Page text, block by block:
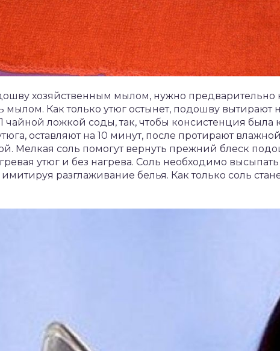
хозяйственным мылом, нужно предварительно
мылом. Как только утюг остынет, подошву вытирают
ложкой соды, так, чтобы консистенция была
оставляют на 10 минут, после протирают
Мелкая соль помогут вернуть прежний блеск
утюг и без нагрева. Соль необходимо
разглаживание белья. Как только соль